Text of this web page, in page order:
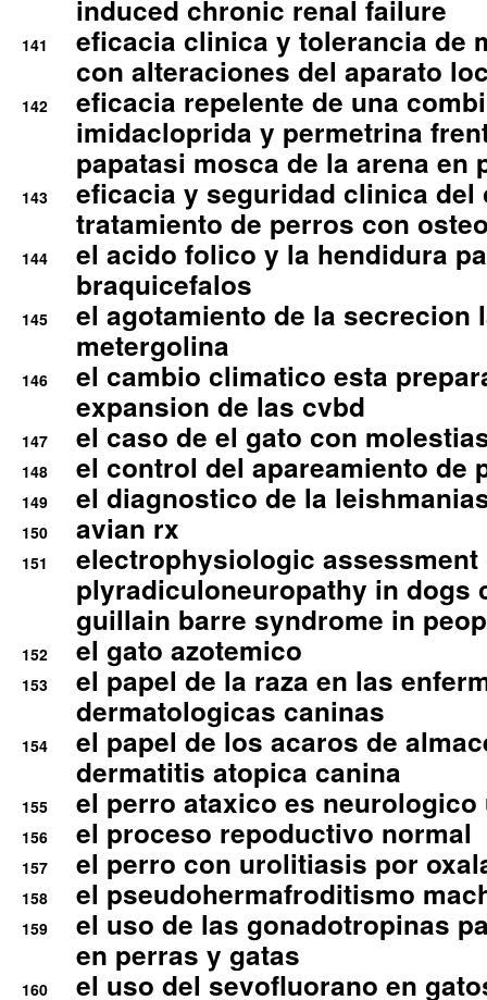
induced chronic renal failure
141
eficacia clinica y tolerancia de
con alteraciones del aparato
142
eficacia repelente de una
imidacloprida y permetrina
papatasi mosca de la arena en
143
eficacia y seguridad clinica del
tratamiento de perros con
144
el acido folico y la hendidura
braquicefalos
145
el agotamiento de la secrecion
metergolina
146
el cambio climatico esta
expansion de las cvbd
147 el caso de el gato con
148 el control del apareamiento de
149 el diagnostico de la
150 avian rx
151
electrophysiologic assessment
plyradiculoneuropathy in dogs
guillain barre syndrome in
152 el gato azotemico
153
el papel de la raza en las
dermatologicas caninas
154
el papel de los acaros de
dermatitis atopica canina
155 el perro ataxico es
156 el proceso repoductivo normal
157 el perro con urolitiasis por
158 el pseudohermafroditismo
159
el uso de las gonadotropinas
en perras y gatas
160
el uso del sevofluorano en